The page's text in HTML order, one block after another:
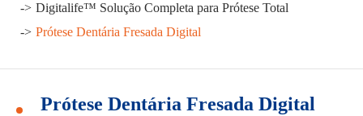
Digitalife™ Solução Completa para Prótese Total
Prótese Dentária Fresada Digital
Prótese Dentária Fresada Digital